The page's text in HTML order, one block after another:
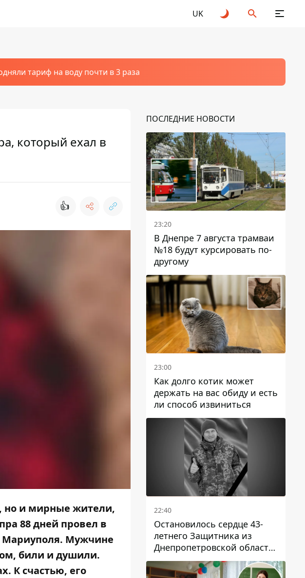
UK
тариф на воду почти в 3 раза
который ехал в
👍
но и мирные жители,
88 дней провел в
Мариуполя. Мужчине
били и душили.
К счастью, его
ПОСЛЕДНИЕ НОВОСТИ
23:20
В Днепре 7 августа трамваи
№18 будут курсировать по-
другому
23:00
Как долго котик может
держать на вас обиду и есть
ли способ извиниться
22:40
Остановилось сердце 43-
летнего Защитника из
Днепропетровской области
Евгения Зинченко